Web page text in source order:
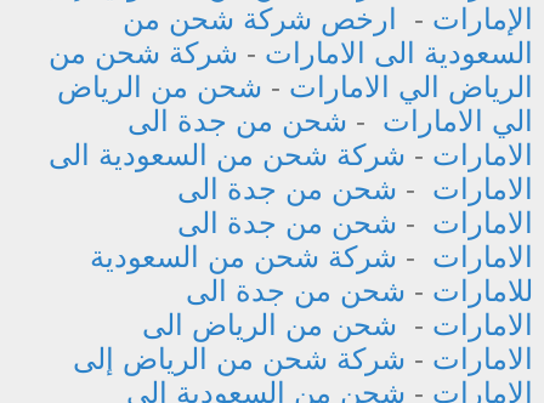
الإمارات -
ارخص شركة شحن من
السعودية الى الامارات - شركة شحن من
الرياض الي الامارات - شحن من الرياض
الي الامارات - شحن من جدة الى
الامارات - شركة شحن من السعودية الى
الامارات - شحن من جدة الى
الامارات - شحن من جدة الى
الامارات - شركة شحن من السعودية
للامارات - شحن من جدة الى
الامارات - شحن من الرياض الى
الامارات - شركة شحن من الرياض إلى
الإمارات - شحن من السعودية الى